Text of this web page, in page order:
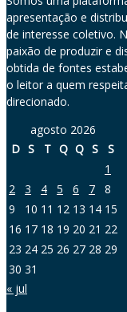
apresentação e
de interesse coletivo.
paixão de produzir e
obtida de fontes
o leitor a quem
direcionado.
agosto 2026
D S T Q Q S
S
1
2
3 4 5 6 7
8
9
10 11 12 13 14 15
16 17 18 19 20 21 22
23 24 25 26 27 28 29
30 31
« jul